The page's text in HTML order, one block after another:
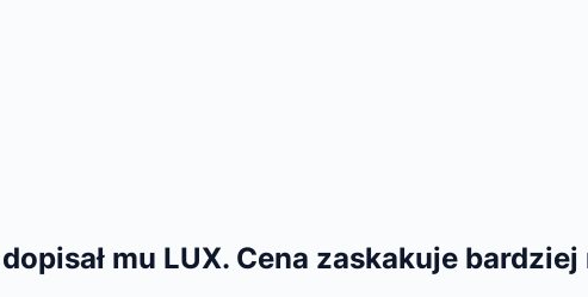
mu LUX. Cena zaskakuje